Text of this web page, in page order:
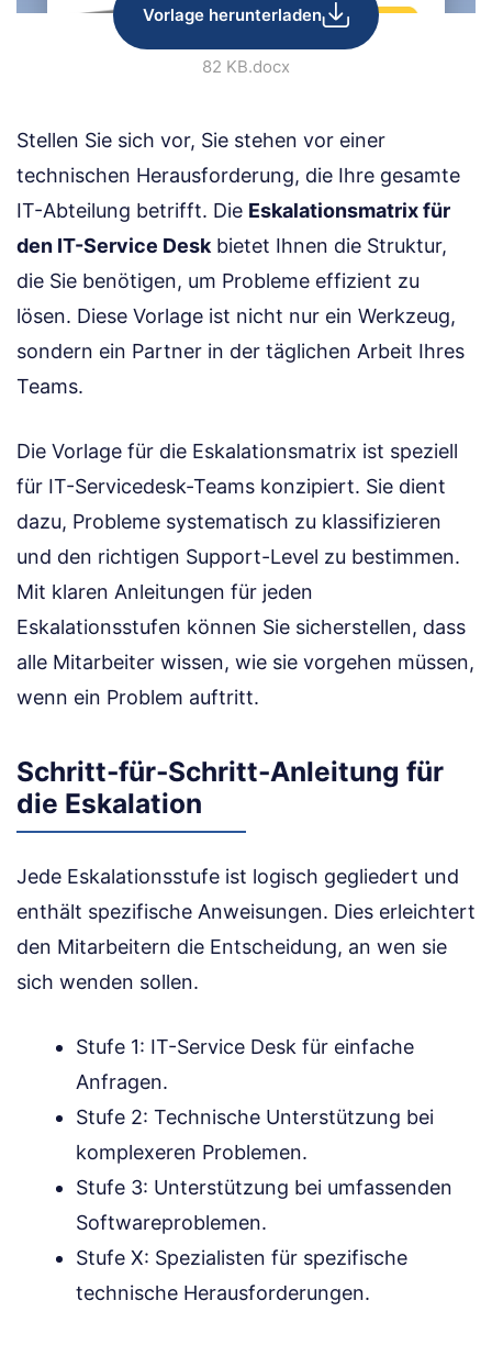
Vorlage herunterladen
82 KB.docx
Stellen Sie sich vor, Sie stehen vor einer
technischen Herausforderung, die Ihre gesamte
IT-Abteilung betrifft. Die Eskalationsmatrix für
den IT-Service Desk bietet Ihnen die Struktur,
die Sie benötigen, um Probleme effizient zu
lösen. Diese Vorlage ist nicht nur ein Werkzeug,
sondern ein Partner in der täglichen Arbeit Ihres
Teams.
Die Vorlage für die Eskalationsmatrix ist speziell
für IT-Servicedesk-Teams konzipiert. Sie dient
dazu, Probleme systematisch zu klassifizieren
und den richtigen Support-Level zu bestimmen.
Mit klaren Anleitungen für jeden
Eskalationsstufen können Sie sicherstellen, dass
alle Mitarbeiter wissen, wie sie vorgehen müssen,
wenn ein Problem auftritt.
Schritt-für-Schritt-Anleitung für
die Eskalation
Jede Eskalationsstufe ist logisch gegliedert und
enthält spezifische Anweisungen. Dies erleichtert
den Mitarbeitern die Entscheidung, an wen sie
sich wenden sollen.
Stufe 1: IT-Service Desk für einfache
Anfragen.
Stufe 2: Technische Unterstützung bei
komplexeren Problemen.
Stufe 3: Unterstützung bei umfassenden
Softwareproblemen.
Stufe X: Spezialisten für spezifische
technische Herausforderungen.